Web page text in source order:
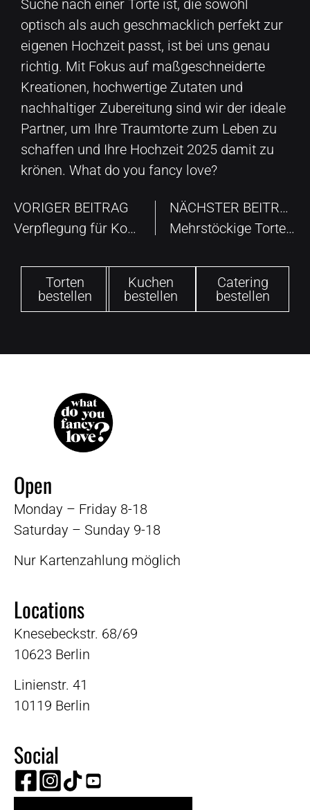
Suche nach einer Torte ist, die sowohl
optisch als auch geschmacklich perfekt zur
eigenen Hochzeit passt, ist bei uns genau
richtig. Mit Fokus auf maßgeschneiderte
Kreationen, hochwertige Zutaten und
nachhaltiger Zubereitung sind wir der ideale
Partner, um Ihre Traumtorte zum Leben zu
schaffen und Ihre Hochzeit 2025 damit zu
krönen. What do you fancy love?
VORIGER BEITRAG
Verpflegung für Konferenzen
NÄCHSTER BEITRAG
Mehrstöckige Torte backen
Torten
bestellen
Kuchen
bestellen
Catering
bestellen
Open
Monday – Friday 8-18
Saturday – Sunday 9-18
Nur Kartenzahlung möglich
Locations
Knesebeckstr. 68/69
10623 Berlin
Linienstr. 41
10119 Berlin
Social